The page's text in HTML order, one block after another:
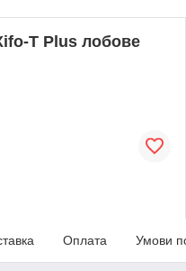
T Plus лобове
Оплата Умови